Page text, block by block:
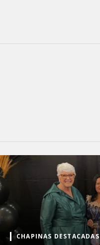
CHAPINAS DESTACADAS